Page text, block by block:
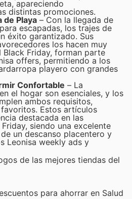
apareciendo
distintas promociones.
de Playa – Con la llegada de
escapadas, los trajes de
éxito garantizado. Sus
los hacen muy
Black Friday, forman parte
offers, permitiendo a los
playero con grandes
Confortable – La
el hogar son esenciales, y los
ambos requisitos,
Estos artículos
destacada en las
siendo una excelente
un descanso placentero y
Leonisa weekly ads y
de las mejores tiendas del
para ahorrar en Salud